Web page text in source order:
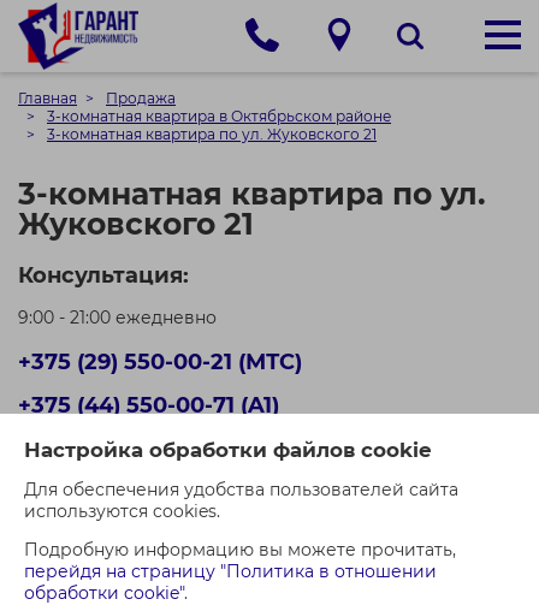
Настройка обработки файлов cookie
Для обеспечения удобства пользователей сайта
используются cookies.
Подробную информацию вы можете прочитать,
перейдя на страницу "Политика в отношении
обработки cookie".
Главная
Продажа
3-комнатная квартира в Октябрьском районе
3-комнатная квартира по ул. Жуковского 21
3-комнатная квартира по ул.
Жуковского 21
Консультация:
9:00 - 21:00 ежедневно
+375 (29) 550-00-21 (МТС)
+375 (44) 550-00-71 (A1)
Кол-во просмотров: 1307